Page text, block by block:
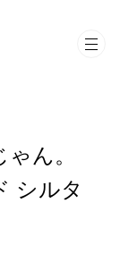
ん。
シルタ